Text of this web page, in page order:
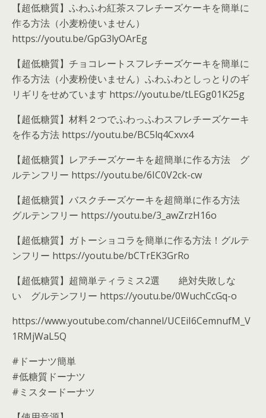
【超低糖質】ふわふわ紅茶スフレチーズケーキを簡単に
作る方法（小麦粉使いません）
https://youtu.be/GpG3lyOArEg
【超低糖質】チョコレートスフレチーズケーキを簡単に
作る方法（小麦粉使いません）ふわふわとしっとりのギ
リギリをせめています https://youtu.be/tLEGg01K25g
【超低糖質】材料２つでふわっふわスフレチーズケーキ
を作る方法 https://youtu.be/BC5lq4Cxvx4
【超低糖質】レアチーズケーキを超簡単に作る方法 グ
ルテンフリー https://youtu.be/6IC0V2ck-cw
【超低糖質】バスクチーズケーキを超簡単に作る方法
グルテンフリー https://youtu.be/3_awZrzH16o
【超低糖質】ガトーショコラを簡単に作る方法！グルテ
ンフリー https://youtu.be/bCTrEK3GrRo
【超低糖質】超簡単ティラミス2選 絶対失敗しな
い グルテンフリー https://youtu.be/0WuchCcGq-o
https://www.youtube.com/channel/UCEiI6CemnufM_V
1RMjWaL5Q
#ドーナツ簡単
#低糖質ドーナツ
#ミスタードーナツ